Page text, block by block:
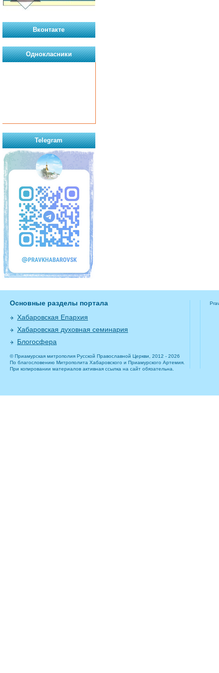
Вконтакте
Однокласники
Telegram
Основные разделы портала
Хабаровская Епархия
Хабаровская духовная семинария
Блогосфера
© Приамурская митрополия Русской Православной Церкви, 2012 - 2026
По благословению Митрополита Хабаровского и Приамурского Артемия.
При копировании материалов активная ссылка на сайт обязательна.